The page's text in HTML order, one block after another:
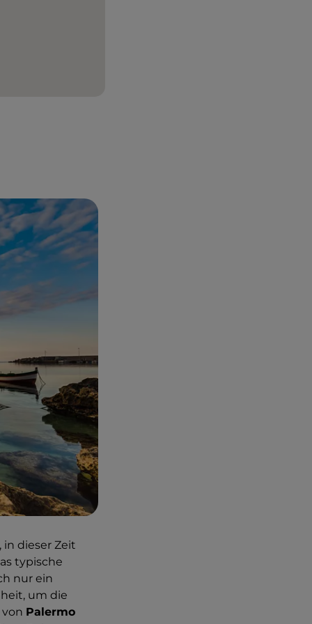
dieser Zeit
typische
nur ein
um die
Palermo